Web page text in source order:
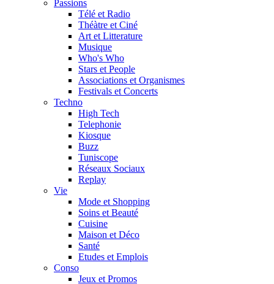
Passions
Télé et Radio
Théàtre et Ciné
Art et Litterature
Musique
Who's Who
Stars et People
Associations et Organismes
Festivals et Concerts
Techno
High Tech
Telephonie
Kiosque
Buzz
Tuniscope
Réseaux Sociaux
Replay
Vie
Mode et Shopping
Soins et Beauté
Cuisine
Maison et Déco
Santé
Etudes et Emplois
Conso
Jeux et Promos